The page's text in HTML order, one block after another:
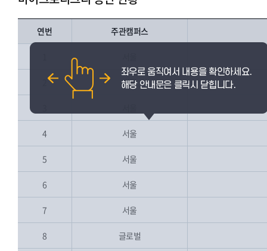
연번 주관캠퍼스
서울
4 서울
5 서울
6 서울
7 서울
8 글로벌